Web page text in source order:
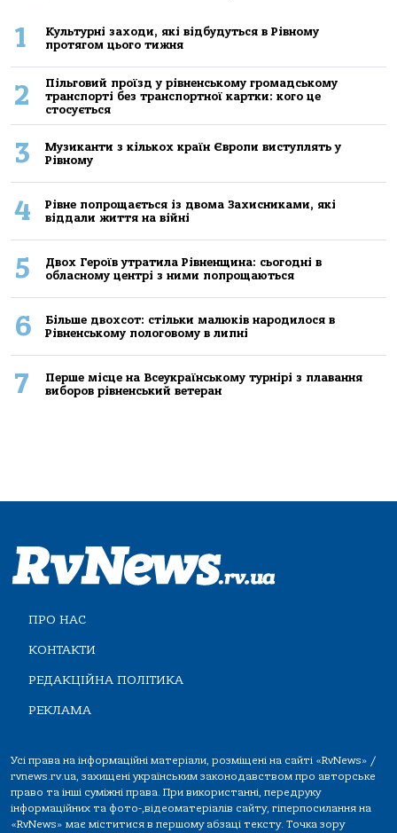
1
Культурні заходи, які відбудуться в Рівному
протягом цього тижня
2
Пільговий проїзд у рівненському громадському
транспорті без транспортної картки: кого це
стосується
3
Музиканти з кількох країн Європи виступлять у
Рівному
4
Рівне попрощається із двома Захисниками, які
віддали життя на війні
5
Двох Героїв утратила Рівненщина: сьогодні в
обласному центрі з ними попрощаються
6
Більше двохсот: стільки малюків народилося в
Рівненському пологовому в липні
7
Перше місце на Всеукраїнському турнірі з плавання
виборов рівненський ветеран
ПРО НАС
КОНТАКТИ
РЕДАКЦІЙНА ПОЛІТИКА
РЕКЛАМА
Усі права на інформаційні матеріали, розміщені на сайті «RvNews» /
rvnews.rv.ua, захищені українським законодавством про авторське
право та інші суміжні права. При використанні, передруку
інформаційних та фото-,відеоматеріалів сайту, гіперпосилання на
«RvNews» має міститися в першому абзаці тексту. Точка зору